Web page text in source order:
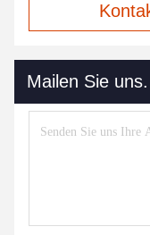
Mailen Sie uns.